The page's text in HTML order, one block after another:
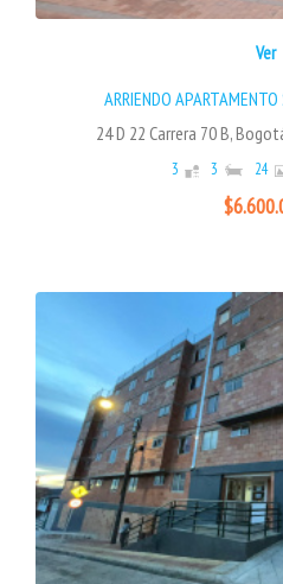
Ver
ARRIENDO
24 D 22 Carrera 70 B,
3 3 24